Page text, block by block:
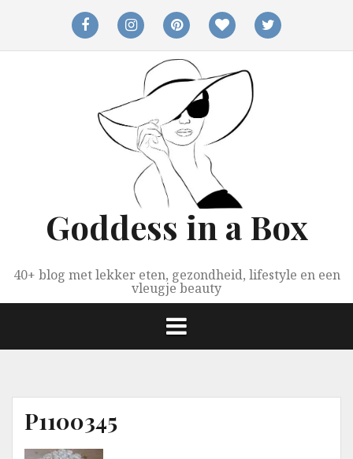
facebookinstagrampinterestbloglovintwitter
Goddess in a Box
40+ blog met lekker eten, gezondheid, lifestyle en een
vleugje beauty
P1100345